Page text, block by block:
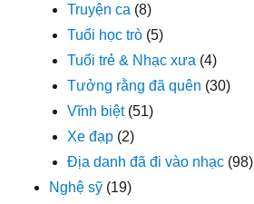
Truyện ca (8)
Tuổi học trò (5)
Tuổi trẻ & Nhạc xưa (4)
Tưởng rằng đã quên (30)
Vĩnh biệt(51)
Xe đạp (2)
Địa danh đã đi vào nhạc (98)
Nghệ sỹ (19)